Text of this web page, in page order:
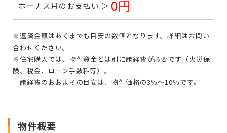
ボーナス月のお支払い 0円
※返済金額はあくまでも目安の数値となります。詳細はお問い
合わせください。
※住宅購入では、物件資金とは別に諸経費が必要です （火災保
険、税金、ローン手数料等）。
諸経費のおおよその目安は、物件価格の3％～10％です。
物件概要